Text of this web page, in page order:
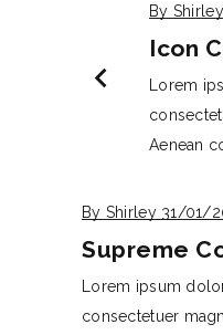
chevron_left
By Shirley
Icon
Lorem
Aenean
By Shirley 31/01/
Supreme
Lorem ipsum
consectetuer